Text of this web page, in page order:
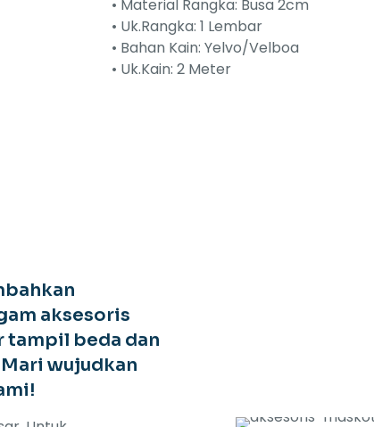
• Material Rangka: Busa 2cm
• Uk.Rangka: 1 Lembar
• Bahan Kain: Yelvo/Velboa
• Uk.Kain: 2 Meter
aksesoris
tampil beda dan
wujudkan